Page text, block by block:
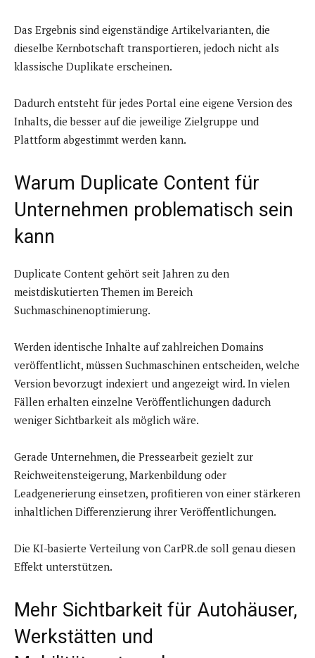
Das Ergebnis sind eigenständige Artikelvarianten, die
dieselbe Kernbotschaft transportieren, jedoch nicht als
klassische Duplikate erscheinen.
Dadurch entsteht für jedes Portal eine eigene Version des
Inhalts, die besser auf die jeweilige Zielgruppe und
Plattform abgestimmt werden kann.
Warum Duplicate Content für
Unternehmen problematisch sein
kann
Duplicate Content gehört seit Jahren zu den
meistdiskutierten Themen im Bereich
Suchmaschinenoptimierung.
Werden identische Inhalte auf zahlreichen Domains
veröffentlicht, müssen Suchmaschinen entscheiden, welche
Version bevorzugt indexiert und angezeigt wird. In vielen
Fällen erhalten einzelne Veröffentlichungen dadurch
weniger Sichtbarkeit als möglich wäre.
Gerade Unternehmen, die Pressearbeit gezielt zur
Reichweitensteigerung, Markenbildung oder
Leadgenerierung einsetzen, profitieren von einer stärkeren
inhaltlichen Differenzierung ihrer Veröffentlichungen.
Die KI-basierte Verteilung von CarPR.de soll genau diesen
Effekt unterstützen.
Mehr Sichtbarkeit für Autohäuser,
Werkstätten und